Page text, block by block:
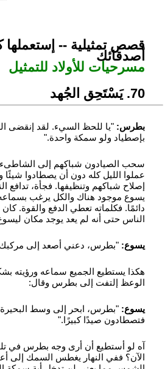
أصدقائك
مسرحيات للأولاد للتمثيل
07. يَسْتَحِق الجُهد
بطرس: "يا للحظ السيء. لقد إنقضى
بإصطياد ولو سمكة واحدة."
سحب الصيادون شباكهم إلى الشاطىء
عملوا الليل كله دون أن يصطادوا شيئًا
إصلاح شباكهم وتنظيفها. فجأة، تدافع
يسوع موجود هناك والكل يرغب
دائمًا. فكلماته تعطي الدفع والقوة.
الناس حتى أنه لم يعد يوجد مكان
يسوع: "بطرس، دعني أصعد إلى مركبك
هكذا يستطيع الجميع سماعه ورؤيته
الوعظ إلتفت إلى بطرس وقال:
يسوع: "بطرس، ابحر إلى وسط
فتصطادون صيدًا كبيرًا."
آه لو أستطيع أن أرى وجه بطرس في
الآن؟ ففي النهار يغطس السمك إلى